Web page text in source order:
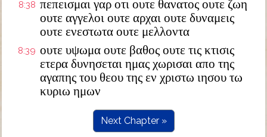
8:38 πεπεισμαι γαρ οτι ουτε θανατος ουτε ζωη
ουτε αγγελοι ουτε αρχαι ουτε δυναμεις
ουτε ενεστωτα ουτε μελλοντα
8:39 ουτε υψωμα ουτε βαθος ουτε τις κτισις
ετερα δυνησεται ημας χωρισαι απο της
αγαπης του θεου της εν χριστω ιησου τω
κυριω ημων
Next Chapter »